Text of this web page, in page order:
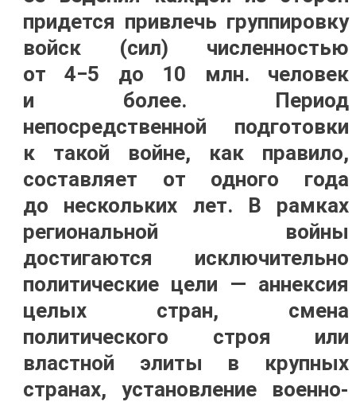
придется привлечь группировку
войск (сил) численностью
от 4−5 до 10 млн. человек
и более. Период
непосредственной подготовки
к такой войне, как правило,
составляет от одного года
до нескольких лет. В рамках
региональной войны
достигаются исключительно
политические цели — аннексия
целых стран, смена
политического строя или
властной элиты в крупных
странах, установление военно-